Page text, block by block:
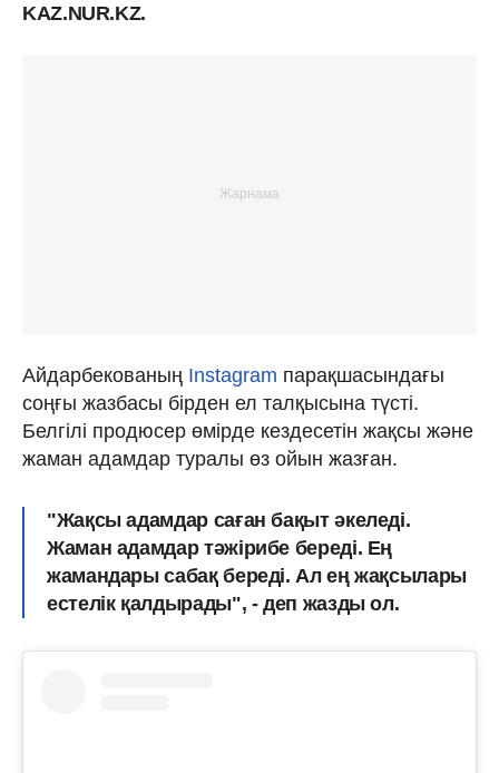
KAZ.NUR.KZ.
Айдарбекованың Instagram парақшасындағы
соңғы жазбасы бірден ел талқысына түсті.
Белгілі продюсер өмірде кездесетін жақсы және
жаман адамдар туралы өз ойын жазған.
"Жақсы адамдар саған бақыт әкеледі.
Жаман адамдар тәжірибе береді. Ең
жамандары сабақ береді. Ал ең жақсылары
естелік қалдырады", - деп жазды ол.